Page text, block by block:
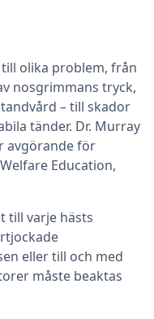
olika problem, från
nosgrimmans tryck,
– till skador
tänder. Dr. Murray
avgörande för
Education,
till varje hästs
eller till och med
måste beaktas